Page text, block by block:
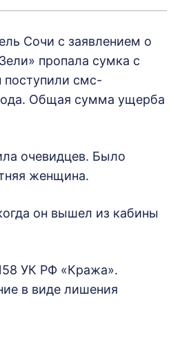
Сочи с заявлением о
пропала сумка с
поступили смс-
Общая сумма ущерба
очевидцев. Было
женщина.
он вышел из кабины
УК РФ «Кража».
в виде лишения